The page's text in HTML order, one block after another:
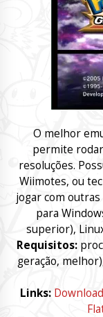
O melhor
permite
resoluções.
Wiimotes, ou
jogar com
para
superior),
Requisitos:
geração,
Links: